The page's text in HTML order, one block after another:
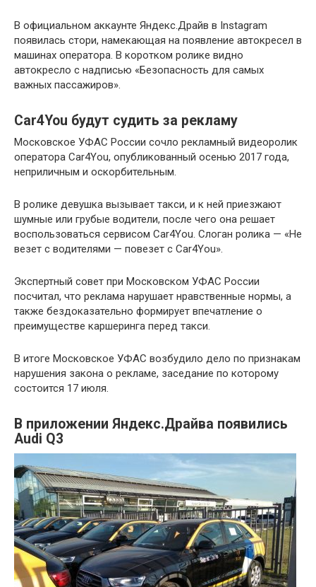
В официальном аккаунте Яндекс.Драйв в Instagram
появилась стори, намекающая на появление автокресел в
машинах оператора. В коротком ролике видно
автокресло с надписью «Безопасность для самых
важных пассажиров».
Car4You будут судить за рекламу
Московское УФАС России сочло рекламный видеоролик
оператора Car4You, опубликованный осенью 2017 года,
неприличным и оскорбительным.
В ролике девушка вызывает такси, и к ней приезжают
шумные или грубые водители, после чего она решает
воспользоваться сервисом Car4You. Слоган ролика — «Не
везет с водителями — повезет с Car4You».
Экспертный совет при Московском УФАС России
посчитал, что реклама нарушает нравственные нормы, а
также бездоказательно формирует впечатление о
преимуществе каршеринга перед такси.
В итоге Московское УФАС возбудило дело по признакам
нарушения закона о рекламе, заседание по которому
состоится 17 июля.
В приложении Яндекс.Драйва появились
Audi Q3